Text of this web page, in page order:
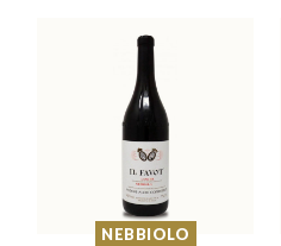
NEBBIOLO